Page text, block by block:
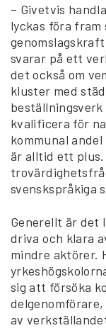
– Givetvis
lyckas föra fram
svarar på ett
det också om
kluster med
kvalificera för
kommunal
är alltid ett
svenskspråkiga
Generellt är
driva och klara
mindre aktörer.
sig att försöka
av